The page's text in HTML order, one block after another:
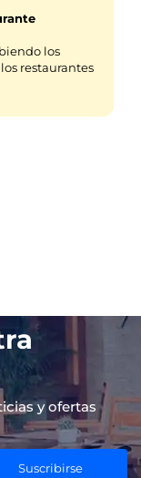
los
restaurantes
y ofertas
Suscribirse